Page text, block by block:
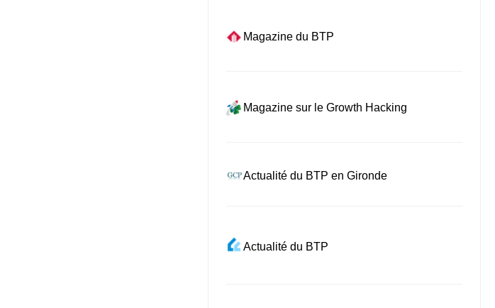
Magazine du BTP
Magazine sur le Growth Hacking
Actualité du BTP en Gironde
Actualité du BTP